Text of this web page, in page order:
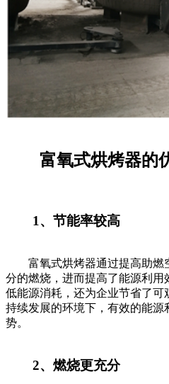
富氧式烘烤器的
1、节能率较高
富氧式烘烤器通过提高助燃
分的燃烧，进而提高了能源利
低能源消耗，还为企业节省了
持续发展的环境下，有效的能
势。
2、燃烧更充分